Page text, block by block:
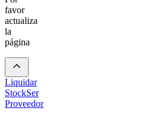
favor
actualiza
la
página
Liquidar
StockSer
Proveedor